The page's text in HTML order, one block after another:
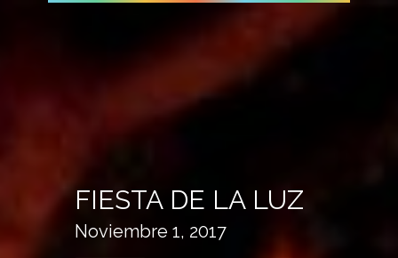
FIESTA DE LA LUZ
Noviembre 1, 2017